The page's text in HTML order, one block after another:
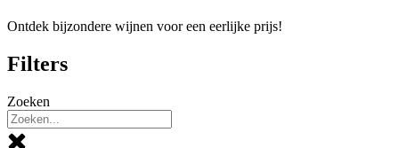
Ontdek bijzondere wijnen voor een eerlijke prijs!
Filters
Zoeken